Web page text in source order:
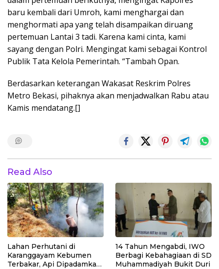
baru kembali dari Umroh, kami menghargai dan
menghormati apa yang telah disampaikan diruang
pertemuan Lantai 3 tadi. Karena kami cinta, kami
sayang dengan Polri. Mengingat kami sebagai Kontrol
Publik Tata Kelola Pemerintah. “Tambah Opan.
Berdasarkan keterangan Wakasat Reskrim Polres
Metro Bekasi, pihaknya akan menjadwalkan Rabu atau
Kamis mendatang.[]
Read Also
Lahan Perhutani di
Karanggayam Kebumen
Terbakar, Api Dipadamkan
14 Tahun Mengabdi, IWO
Berbagi Kebahagiaan di SD
Muhammadiyah Bukit Duri